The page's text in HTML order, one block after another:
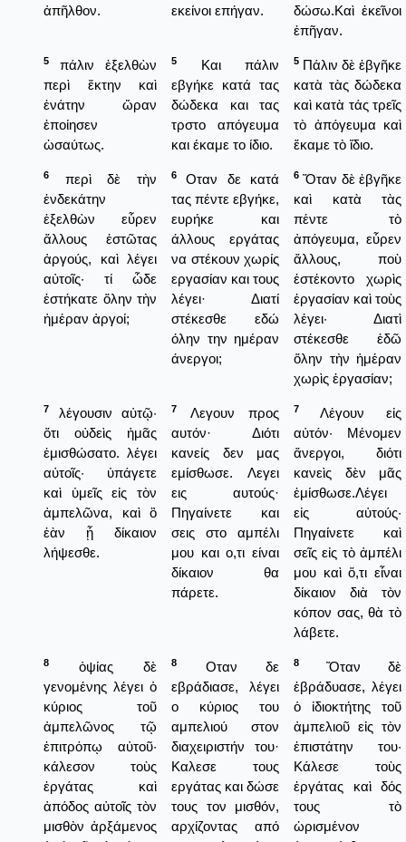
ἀπῆλθον.
εκείνοι επήγαν.
δώσω.Καὶ ἐκεῖνοι
ἐπῆγαν.
5
πάλιν ἐξελθὼν
περὶ ἕκτην καὶ
ἐνάτην ὥραν
ἐποίησεν
ὡσαύτως.
5
Και πάλιν
εβγήκε κατά τας
δώδεκα και τας
τρστο απόγευμα
και έκαμε το ίδιο.
5 Πάλιν δὲ ἐβγῆκε
κατὰ τὰς δώδεκα
καὶ κατὰ τάς τρεῖς
τὸ ἀπόγευμα καὶ
ἔκαμε τὸ ἴδιο.
6
περὶ δὲ τὴν
ἑνδεκάτην
ἐξελθὼν εὗρεν
ἄλλους ἑστῶτας
ἀργούς, καὶ λέγει
αὐτοῖς· τί ὧδε
ἑστήκατε ὅλην τὴν
ἡμέραν ἀργοί;
6
Οταν δε κατά
τας πέντε εβγήκε,
ευρήκε και
άλλους εργάτας
να στέκουν χωρίς
εργασίαν και τους
λέγει· Διατί
στέκεσθε εδώ
όλην την ημέραν
άνεργοι;
6 Ὅταν δὲ ἐβγῆκε
καὶ κατὰ τὰς
πέντε τὸ
ἀπόγευμα, εὗρεν
ἄλλους, ποὺ
ἐστέκοντο χωρὶς
ἐργασίαν καὶ τοὺς
λέγει· Διατὶ
στέκεσθε ἐδῶ
ὅλην τὴν ἡμέραν
χωρὶς ἐργασίαν;
7
λέγουσιν αὐτῷ·
ὅτι οὐδεὶς ἡμᾶς
ἐμισθώσατο. λέγει
αὐτοῖς· ὑπάγετε
καὶ ὑμεῖς εἰς τὸν
ἀμπελῶνα, καὶ ὃ
ἐὰν ᾖ δίκαιον
λήψεσθε.
7
Λεγουν προς
αυτόν· Διότι
κανείς δεν μας
εμίσθωσε. Λεγει
εις αυτούς·
Πηγαίνετε και
σεις στο αμπέλι
μου και ο,τι είναι
δίκαιον θα
πάρετε.
7
Λέγουν εἰς
αὐτόν· Μένομεν
ἄνεργοι, διότι
κανεὶς δὲν μᾶς
ἐμίσθωσε.Λέγει
εἰς αὐτούς·
Πηγαίνετε καὶ
σεῖς εἰς τὸ ἀμπέλι
μου καὶ ὅ,τι εἶναι
δίκαιον διὰ τὸν
κόπον σας, θὰ τὸ
λάβετε.
8
ὀψίας δὲ
γενομένης λέγει ὁ
κύριος τοῦ
ἀμπελῶνος τῷ
ἐπιτρόπῳ αὐτοῦ·
κάλεσον τοὺς
ἐργάτας καὶ
ἀπόδος αὐτοῖς τὸν
μισθὸν ἀρξάμενος
8
Οταν δε
εβράδιασε, λέγει
ο κύριος του
αμπελιού στον
διαχειριστήν του·
Καλεσε τους
εργάτας και δώσε
τους τον μισθόν,
αρχίζοντας από
8
Ὅταν δὲ
ἐβράδυασε, λέγει
ὁ ἰδιοκτήτης τοῦ
ἀμπελιοῦ εἰς τὸν
ἐπιστάτην του·
Κάλεσε τοὺς
ἐργάτας καὶ δός
τους τὸ
ὡρισμένον